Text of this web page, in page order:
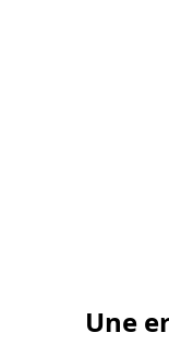
Une